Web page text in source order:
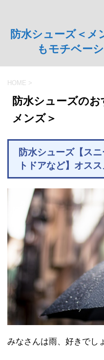
防水シューズ＜メ
もモチベー
HOME >
防水シューズの
メンズ＞
防水シューズ【ス
トドアなど】オス
みなさんは雨、好きでし